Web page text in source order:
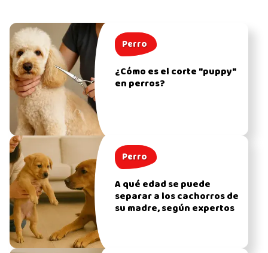
Perro
¿Cómo es el corte "puppy"
en perros?
Perro
A qué edad se puede
separar a los cachorros de
su madre, según expertos